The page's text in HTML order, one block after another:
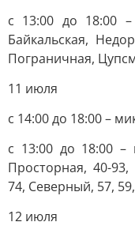
с 13:00 до 18:00
Байкальская,
Пограничная,
11 июля
с 14:00 до 18:00 –
с 13:00 до 18:00 –
Просторная, 40-
74, Северный, 57,
12 июля